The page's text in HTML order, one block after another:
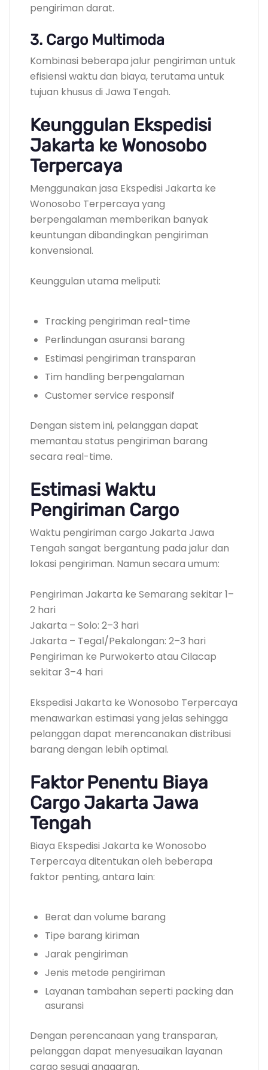
pengiriman darat.
3. Cargo Multimoda
Kombinasi beberapa jalur pengiriman untuk
efisiensi waktu dan biaya, terutama untuk
tujuan khusus di Jawa Tengah.
Keunggulan Ekspedisi
Jakarta ke Wonosobo
Terpercaya
Menggunakan jasa Ekspedisi Jakarta ke
Wonosobo Terpercaya yang
berpengalaman memberikan banyak
keuntungan dibandingkan pengiriman
konvensional.
Keunggulan utama meliputi:
Tracking pengiriman real-time
Perlindungan asuransi barang
Estimasi pengiriman transparan
Tim handling berpengalaman
Customer service responsif
Dengan sistem ini, pelanggan dapat
memantau status pengiriman barang
secara real-time.
Estimasi Waktu
Pengiriman Cargo
Waktu pengiriman cargo Jakarta Jawa
Tengah sangat bergantung pada jalur dan
lokasi pengiriman. Namun secara umum:
Pengiriman Jakarta ke Semarang sekitar 1–
2 hari
Jakarta – Solo: 2–3 hari
Jakarta – Tegal/Pekalongan: 2–3 hari
Pengiriman ke Purwokerto atau Cilacap
sekitar 3–4 hari
Ekspedisi Jakarta ke Wonosobo Terpercaya
menawarkan estimasi yang jelas sehingga
pelanggan dapat merencanakan distribusi
barang dengan lebih optimal.
Faktor Penentu Biaya
Cargo Jakarta Jawa
Tengah
Biaya Ekspedisi Jakarta ke Wonosobo
Terpercaya ditentukan oleh beberapa
faktor penting, antara lain:
Berat dan volume barang
Tipe barang kiriman
Jarak pengiriman
Jenis metode pengiriman
Layanan tambahan seperti packing dan
asuransi
Dengan perencanaan yang transparan,
pelanggan dapat menyesuaikan layanan
cargo sesuai anggaran.